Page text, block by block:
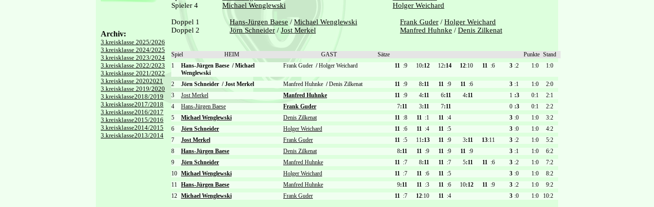
Archiv:
3.kreisklasse 2025/2026
3.kreisklasse 2024/2025
3.kreisklasse 2023/2024
3.kreisklasse 2022/2023
3.kreisklasse 2021/2022
3.kreisklasse 20202021
3.kreisklasse 2019/2020
3.kreisklasse2018/2019
3.kreisklasse2017/2018
3.kreisklasse2016/2017
3.kreisklasse2015/2016
3.kreisklasse2014/2015
3.kreisklasse2013/2014
Spieler 4
Michael Wenglewski Holger Weichard
Doppel 1 Hans-Jürgen Baese / Michael Wenglewski Frank Guder / Holger Weichard
Doppel 2
Jörn Schneider / Jost Merkel Manfred Huhnke / Denis Zilkenat
Spiel HEIM GAST Sätze Punkte Stand
1
Hans-Jürgen Baese /Michael
Wenglewski
Frank Guder /Holger Weichard 11 :9 10:12 12:14 12:10 11 :6 3 :2 1:0 1:0
2 Jörn Schneider /Jost Merkel Manfred Huhnke /Denis Zilkenat 11 :9 8:11 11 :9 11 :6 3 :1 1:0
2:0
3
Jost Merkel Manfred Huhnke 11 :9 4:11 6:11 4:11 1 :3 0:1
2:1
4
Hans-Jürgen Baese Frank Guder 7:11 3:11 7:11 0 :3 0:1
2:2
5
Michael Wenglewski Denis Zilkenat 11 :8 11 :1 11 :4 3 :0 1:0
3:2
6
Jörn Schneider Holger Weichard 11 :6 11 :4 11 :5 3 :0 1:0
4:2
7
Jost Merkel Frank Guder 11 :5 11:13 11 :9 3:11 13:11 3 :2 1:0
5:2
8
Hans-Jürgen Baese Denis Zilkenat 8:11 11 :9 11 :9 11 :9 3 :1 1:0
6:2
9
Jörn Schneider Manfred Huhnke 11 :7 8:11 11 :7 5:11 11 :6 3 :2 1:0
7:2
10 Michael Wenglewski Holger Weichard 11 :7 11 :6 11 :5 3 :0 1:0
8:2
11 Hans-Jürgen Baese Manfred Huhnke 9:11 11 :3 11 :6 10:12 11 :9 3 :2 1:0
9:2
12 Michael Wenglewski Frank Guder 11 :7 12:10 11 :4 3 :0 1:0 10:2